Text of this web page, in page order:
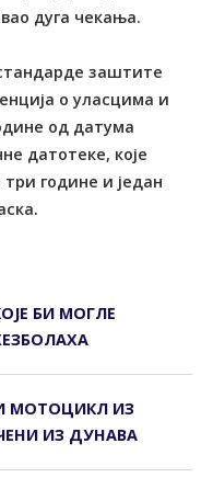
дуга чекања.
заштите
о уласцима и
од датума
датотеке, које
године и један
БИ МОГЛЕ
МОТОЦИКЛ ИЗ
ИЗ ДУНАВА